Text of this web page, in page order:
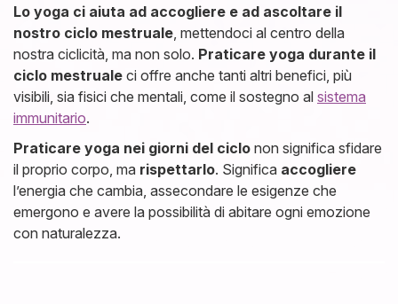
Lo yoga ci aiuta ad accogliere e ad ascoltare il
nostro ciclo mestruale, mettendoci al centro della
nostra ciclicità, ma non solo. Praticare yoga durante il
ciclo mestruale ci offre anche tanti altri benefici, più
visibili, sia fisici che mentali, come il sostegno al sistema
immunitario.
Praticare yoga nei giorni del ciclo non significa sfidare
il proprio corpo, ma rispettarlo. Significa accogliere
l’energia che cambia, assecondare le esigenze che
emergono e avere la possibilità di abitare ogni emozione
con naturalezza.